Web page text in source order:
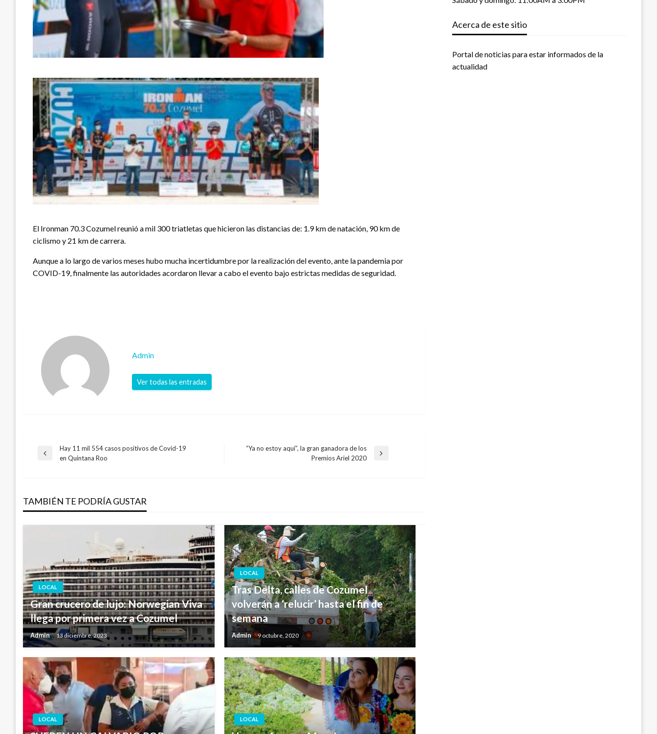
El Ironman 70.3 Cozumel reunió a mil 300 triatletas que hicieron las distancias de: 1.9 km de natación, 90 km de
ciclismo y 21 km de carrera.
Aunque a lo largo de varios meses hubo mucha incertidumbre por la realización del evento, ante la pandemia por
COVID-19, finalmente las autoridades acordaron llevar a cabo el evento bajo estrictas medidas de seguridad.
Admin
Ver todas las entradas
Navegación
entradas
Entrada
Hay 11 mil 554 casos positivos de Covid-19
en Quintana Roo
“Ya no estoy aquí”, la gran ganadora de los
Premios Ariel 2020
TAMBIÉN TE PODRÍA GUSTAR
LOCAL
Gran crucero de lujo: Norwegian Viva
llega por primera vez a Cozumel
Admin 13 diciembre, 2023
LOCAL
Tras Delta, calles de Cozumel
volverán a ‘relucir’ hasta el fin de
semana
Admin 9 octubre, 2020
LOCAL LOCAL
Acerca de este sitio
Portal de noticias para estar informados de la
actualidad